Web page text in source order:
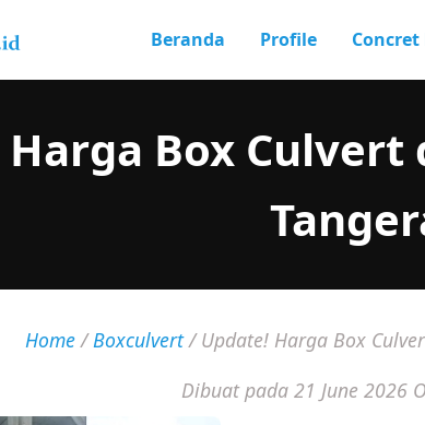
Beranda Profile
Box
Home/Boxculvert/Update! Harga Box
Dibuat pada 21 June 2026